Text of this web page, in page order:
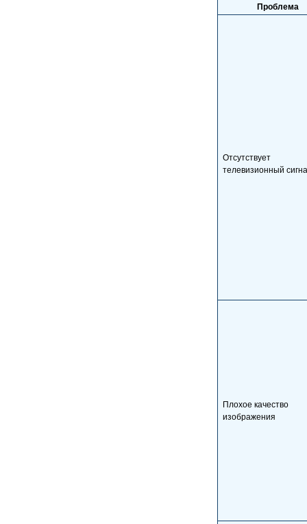
Проблема
Отсутствует
телевизионный
Плохое качество
изображения